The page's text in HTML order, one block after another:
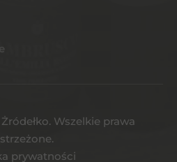
Wszelkie prawa
prywatności